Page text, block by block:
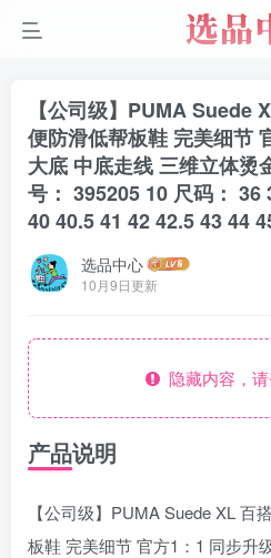
【公司级】PUMA Suede
便防滑低帮板鞋 完美细节
大底 中底走线 三维立体烫
号： 395205 10 尺码： 36
40 40.5 41 42 42.5 43 44
选品中心
10月9日更新
隐藏内容，
产品说明
【公司级】PUMA Suede XL 百
板鞋 完美细节 官方1：1 同步升